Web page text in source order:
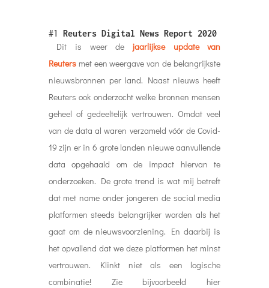
#1 Reuters Digital News Report 2020
Dit is weer de jaarlijkse update van
Reuters met een weergave van de belangrijkste
nieuwsbronnen per land. Naast nieuws heeft
Reuters ook onderzocht welke bronnen mensen
geheel of gedeeltelijk vertrouwen. Omdat veel
van de data al waren verzameld vóór de Covid-
19 zijn er in 6 grote landen nieuwe aanvullende
data opgehaald om de impact hiervan te
onderzoeken. De grote trend is wat mij betreft
dat met name onder jongeren de social media
platformen steeds belangrijker worden als het
gaat om de nieuwsvoorziening. En daarbij is
het opvallend dat we deze platformen het minst
vertrouwen. Klinkt niet als een logische
combinatie! Zie bijvoorbeeld hier